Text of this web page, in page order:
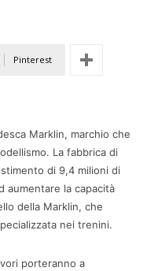
Pinterest
Marklin, marchio che
La fabbrica di
di 9,4 milioni di
aumentare la capacità
della Marklin, che
nei trenini.
porteranno a